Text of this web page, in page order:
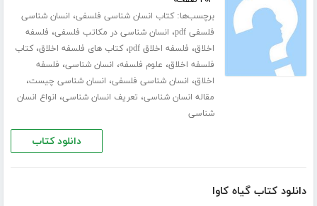
برچسب‌ها:کتاب انسان شناسی فلسفی، انسان شناسی
فلسفی pdf
، انسان شناسی در مکاتب فلسفی، فلسفه
اخلاق، فلسفه اخلاق pdf ،کتاب های فلسفه اخلاق،کتاب
فلسفه اخلاق، علوم فلسفه، انسان شناسی، فلسفه
اخلاق، انسان شناسی فلسفی، انسان شناسی چیست،
مقاله انسان شناسی، تعریف انسان شناسی، انواع انسان
شناسی
دانلود کتاب
دانلود کتاب گیاه کاوا